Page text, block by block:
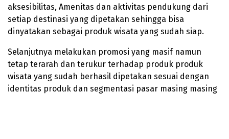
aksesibilitas, Amenitas dan aktivitas pendukung dari
setiap destinasi yang dipetakan sehingga bisa
dinyatakan sebagai produk wisata yang sudah siap.
Selanjutnya melakukan promosi yang masif namun
tetap terarah dan terukur terhadap produk produk
wisata yang sudah berhasil dipetakan sesuai dengan
identitas produk dan segmentasi pasar masing masing